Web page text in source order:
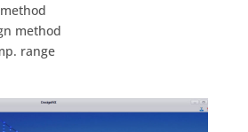
method
range